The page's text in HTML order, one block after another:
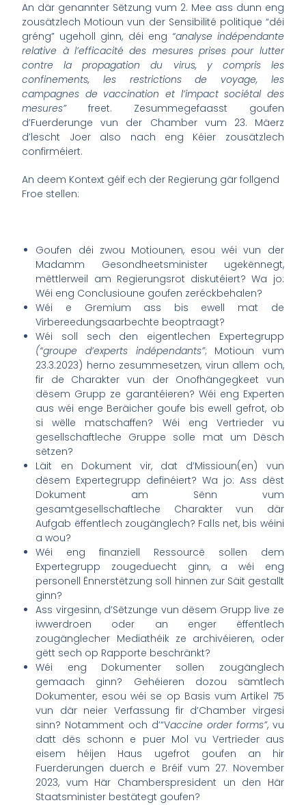
An där genannter Sëtzung vum 2. Mee ass dunn eng
zousätzlech Motioun vun der Sensibilité politique “déi
gréng” ugeholl ginn, déi eng “analyse indépendante
relative à l’efficacité des mesures prises pour lutter
contre la propagation du virus, y compris les
confinements, les restrictions de voyage, les
campagnes de vaccination et l’impact sociétal des
mesures”freet. Zesummegefaasst goufen
d’Fuerderunge vun der Chamber vum 23. Mäerz
d’lescht Joer also nach eng Kéier zousätzlech
confirméiert.
An deem Kontext géif ech der Regierung gär follgend
Froe stellen:
Goufen déi zwou Motiounen, esou wéi vun der
Madamm Gesondheetsminister ugekënnegt,
mëttlerweil am Regierungsrot diskutéiert? Wa jo:
Wéi eng Conclusioune goufen zeréckbehalen?
Wéi e Gremium ass bis ewell mat de
Virbereedungsaarbechte beoptraagt?
Wéi soll sech den eigentlechen Expertegrupp
(“groupe d’experts indépendants”; Motioun vum
23.3.2023) herno zesummesetzen, virun allem och,
fir de Charakter vun der Onofhängegkeet vun
dësem Grupp ze garantéieren? Wéi eng Experten
aus wéi enge Beräicher goufe bis ewell gefrot, ob
si wëlle matschaffen? Wéi eng Vertrieder vu
gesellschaftleche Gruppe solle mat um Dësch
sëtzen?
Läit en Dokument vir, dat d’Missioun(en) vun
dësem Expertegrupp definéiert? Wa jo: Ass dëst
Dokument am Sënn vum
gesamtgesellschaftleche Charakter vun där
Aufgab ëffentlech zougänglech? Falls net, bis wéini
a wou?
Wéi eng finanziell Ressourcë sollen dem
Expertegrupp zougeduecht ginn, a wéi eng
personell Ënnerstëtzung soll hinnen zur Säit gestallt
ginn?
Ass virgesinn, d’Sëtzunge vun dësem Grupp live ze
iwwerdroen oder an enger ëffentlech
zougänglecher Mediathéik ze archivéieren, oder
gëtt sech op Rapporte beschränkt?
Wéi eng Dokumenter sollen zougänglech
gemaach ginn? Gehéieren dozou sämtlech
Dokumenter, esou wéi se op Basis vum Artikel 75
vun där neier Verfassung fir d’Chamber virgesi
sinn? Notamment och d’“Vaccine order forms”, vu
datt dës schonn e puer Mol vu Vertrieder aus
eisem héijen Haus ugefrot goufen an hir
Fuerderungen duerch e Bréif vum 27. November
2023, vum Här Chamberspresident un den Här
Staatsminister bestätegt goufen?